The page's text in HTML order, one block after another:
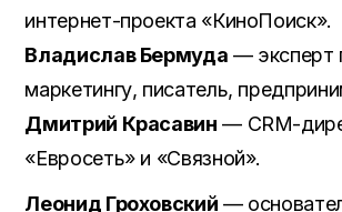
интернет-проекта «КиноПоиск».
Владислав Бермуда — эксперт
маркетингу, писатель,
Дмитрий Красавин — CRM-
«Евросеть» и «Связной».
Леонид Гроховский —